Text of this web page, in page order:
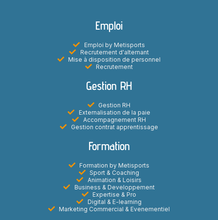
Emploi
Emploi by Metisports
Recrutement d'alternant
Mise à disposition de personnel
Recrutement
Gestion RH
Gestion RH
Externalisation de la paie
Accompagnement RH
Gestion contrat apprentissage
Formation
Formation by Metisports
Sport & Coaching
Animation & Loisirs
Business & Developpement
Expertise & Pro
Digital & E-learning
Marketing Commercial & Evenementiel